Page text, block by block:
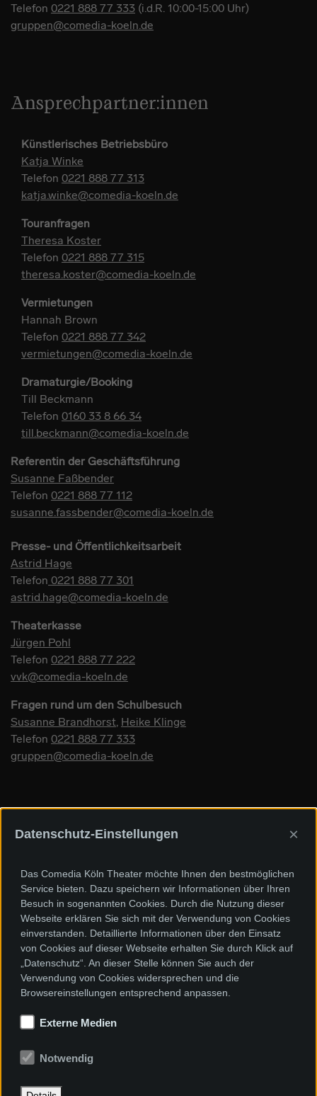
Telefon 0221 888 77 333 (i.d.R. 10:00-15:00 Uhr)
gruppen@comedia-koeln.de
Ansprechpartner:innen
Künstlerisches Betriebsbüro
Katja Winke
Telefon 0221 888 77 313
katja.winke@comedia-koeln.de
Touranfragen
Theresa Koster
Telefon 0221 888 77 315
theresa.koster@comedia-koeln.de
Vermietungen
Hannah Brown
Telefon 0221 888 77 342
vermietungen@comedia-koeln.de
Dramaturgie/Booking
Till Beckmann
Telefon 0160 33 8 66 34
till.beckmann@comedia-koeln.de
Referentin der Geschäftsführung
Susanne Faßbender
Telefon 0221 888 77 112
susanne.fassbender@comedia-koeln.de
Presse- und Öffentlichkeitsarbeit
Astrid Hage
Telefon 0221 888 77 301
astrid.hage@comedia-koeln.de
Theaterkasse
Jürgen Pohl
Telefon 0221 888 77 222
vvk@comedia-koeln.de
Fragen rund um den Schulbesuch
Susanne Brandhorst Heike Klinge
Telefon 0221 888 77 333
gruppen@comedia-koeln.de
Sponsoren und Förderer
Datenschutz-Einstellungen ×
Das Comedia Köln Theater möchte Ihnen den bestmöglichen
Service bieten. Dazu speichern wir Informationen über Ihren
Besuch in sogenannten Cookies. Durch die Nutzung dieser
Webseite erklären Sie sich mit der Verwendung von Cookies
einverstanden. Detaillierte Informationen über den Einsatz
von Cookies auf dieser Webseite erhalten Sie durch Klick auf
„Datenschutz“. An dieser Stelle können Sie auch der
Verwendung von Cookies widersprechen und die
Browsereinstellungen entsprechend anpassen.
Externe Medien
Notwendig